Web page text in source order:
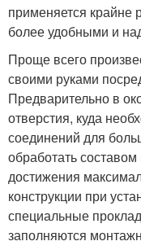
применяется крайне
более удобными и
Проще всего
своими руками
Предварительно в
отверстия, куда
соединений для
обработать
достижения
конструкции при
специальные
заполняются